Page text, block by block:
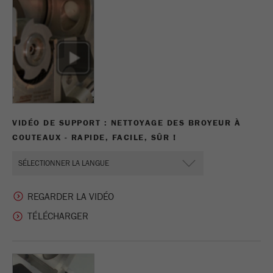
Objectif
Il contient toutes les ressources visiteur
Informations sur la visite en cours, également
informations transmises via les paramètres de
suivi de campagne. Ce cookie stocke
également si la source des visiteurs de la
dernière visite était différente de la source
du visiteur ne peut être déterminée, le cookie
n'est pas modifié. De cette façon, Google
les visiteurs telles que les conversions et les
source de visiteurs. Le cookie ne contient pas
sources de visiteurs.
des cookies
VIDÉO DE SUPPORT : NETTOYAGE DES BROYEUR À
COUTEAUX - RAPIDE, FACILE, SÛR !
REGARDER LA VIDÉO